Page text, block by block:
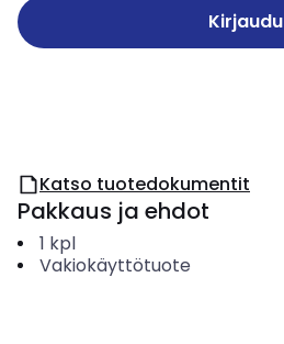
Kirjaudu
Katso tuotedokumentit
Pakkaus ja ehdot
1 kpl
Vakiokäyttötuote